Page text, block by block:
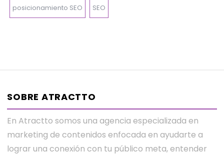
posicionamiento SEO SEO
SOBRE ATRACTTO
En Atractto somos una agencia especializada en
marketing de contenidos enfocada en ayudarte a
lograr una conexión con tu público meta, entender